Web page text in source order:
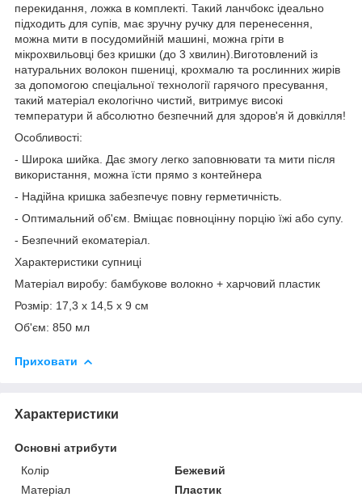
перекидання, ложка в комплекті. Такий ланчбокс ідеально
підходить для супів, має зручну ручку для перенесення,
можна мити в посудомийній машині, можна гріти в
мікрохвильовці без кришки (до 3 хвилин).Виготовлений із
натуральних волокон пшениці, крохмалю та рослинних жирів
за допомогою спеціальної технології гарячого пресування,
такий матеріал екологічно чистий, витримує високі
температури й абсолютно безпечний для здоров'я й довкілля!
Особливості:
- Широка шийка. Дає змогу легко заповнювати та мити після
використання, можна їсти прямо з контейнера
- Надійна кришка забезпечує повну герметичність.
- Оптимальний об'єм. Вміщає повноцінну порцію їжі або супу.
- Безпечний екоматеріал.
Характеристики супниці
Матеріал виробу: бамбукове волокно + харчовий пластик
Розмір: 17,3 х 14,5 х 9 см
Об'єм: 850 мл
Приховати
Характеристики
Основні атрибути
Колір
Бежевий
Матеріал
Пластик